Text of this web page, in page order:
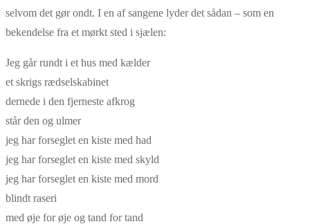
selvom det gør ondt. I en af sangene lyder det sådan – som en
bekendelse fra et mørkt sted i sjælen:
Jeg går rundt i et hus med kælder
et skrigs rædselskabinet
dernede i den fjerneste afkrog
står den og ulmer
jeg har forseglet en kiste med had
jeg har forseglet en kiste med skyld
jeg har forseglet en kiste med mord
blindt raseri
med øje for øje og tand for tand